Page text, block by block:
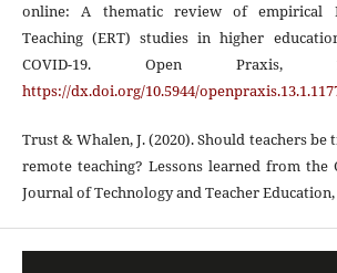
online: A thematic review of empirical
Teaching (ERT) studies in higher
COVID-19. Open Praxis,
https://dx.doi.org/10.5944/
Trust & Whalen, J. (2020). Should teachers be
remote teaching? Lessons learned from the
Journal of Technology and Teacher Education,